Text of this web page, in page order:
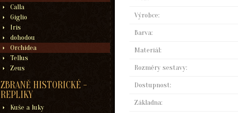
Calla
Giglio
Iris
dohodou
Orchidea
Tellus
Zeus
ZBRANĚ HISTORICKÉ -
REPLIKY
Kuše a luky
Výrobce:
Barva:
Materiál:
Rozměry sestavy:
Dostupnost:
Základna: